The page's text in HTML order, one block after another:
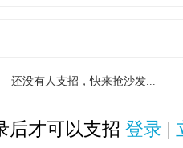
还没有人支招，快来抢沙发...
后才可以支招 登录 |